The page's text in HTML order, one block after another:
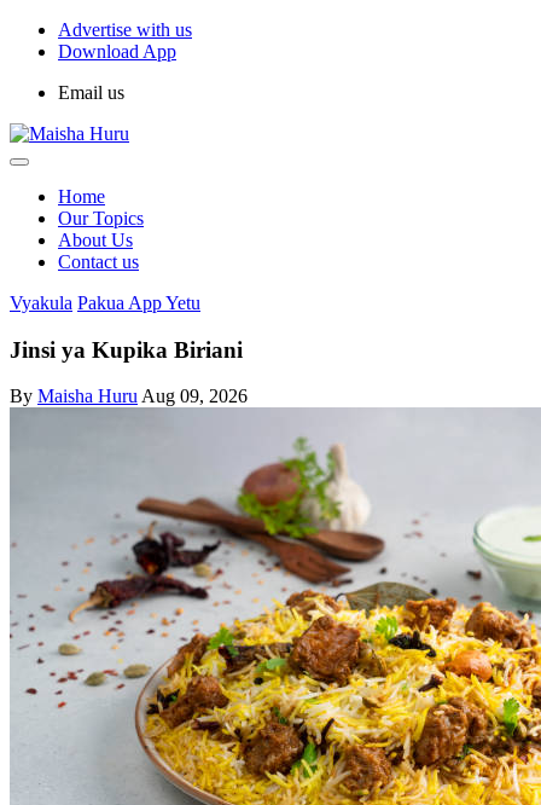
Advertise with us
Download App
Email us
Home
Our Topics
About Us
Contact us
Vyakula Pakua App Yetu
Jinsi ya Kupika Biriani
By Maisha HuruAug 09, 2026